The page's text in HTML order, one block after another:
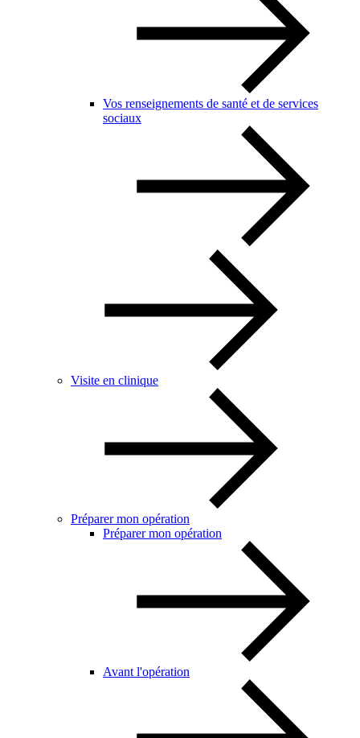
Vos renseignements de santé et de services
sociaux
Visite en clinique
Préparer mon opération
Préparer mon opération
Avant l'opération